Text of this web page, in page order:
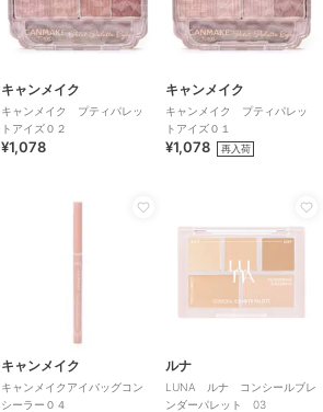
キャンメイク
キャンメイク プティパレッ
トアイズ０２
¥1,078
キャンメイク
キャンメイク プティパレッ
トアイズ０１
¥1,078 再入荷
キャンメイク
キャンメイクアイバッグコン
シーラー０４
ルナ
LUNA ルナ コンシールブレ
ンダーパレット 03